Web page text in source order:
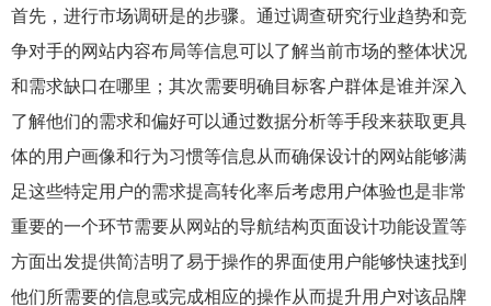
首先，进行市场调研是的步骤。通过调查研究行业趋势和竞
争对手的网站内容布局等信息可以了解当前市场的整体状况
和需求缺口在哪里；其次需要明确目标客户群体是谁并深入
了解他们的需求和偏好可以通过数据分析等手段来获取更具
体的用户画像和行为习惯等信息从而确保设计的网站能够满
足这些特定用户的需求提高转化率后考虑用户体验也是非常
重要的一个环节需要从网站的导航结构页面设计功能设置等
方面出发提供简洁明了易于操作的界面使用户能够快速找到
他们所需要的信息或完成相应的操作从而提升用户对该品牌